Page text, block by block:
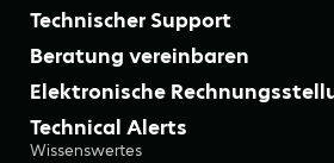
Technischer Support
Beratung vereinbaren
Elektronische
Technical Alerts
Wissenswertes